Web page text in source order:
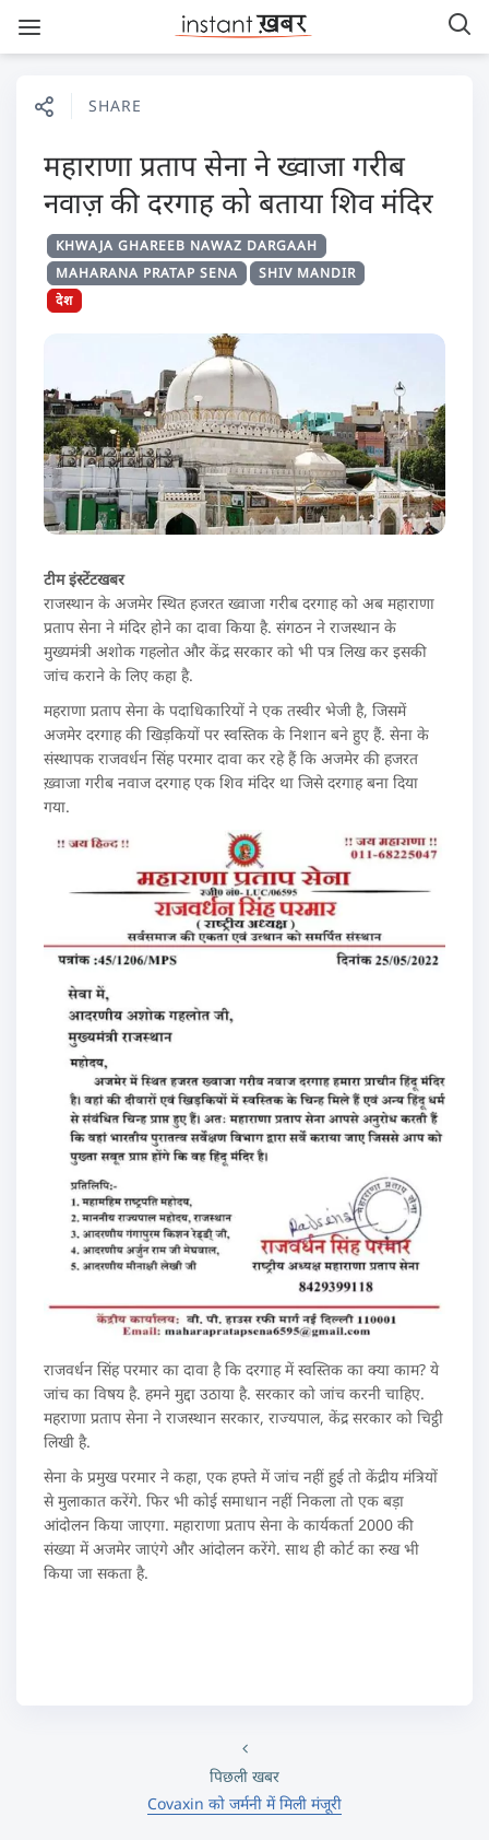
SHARE
महाराणा प्रताप सेना ने ख्वाजा गरीब
नवाज़ की दरगाह को बताया शिव मंदिर
KHWAJA GHAREEB NAWAZ DARGAAH
MAHARANA PRATAP SENA
SHIV MANDIR
देश
टीम इंस्टेंटखबर
राजस्थान के अजमेर स्थित हजरत ख्वाजा गरीब दरगाह को अब महाराणा
प्रताप सेना ने मंदिर होने का दावा किया है. संगठन ने राजस्थान के
मुख्यमंत्री अशोक गहलोत और केंद्र सरकार को भी पत्र लिख कर इसकी
जांच कराने के लिए कहा है.
महराणा प्रताप सेना के पदाधिकारियों ने एक तस्वीर भेजी है, जिसमें
अजमेर दरगाह की खिड़कियों पर स्वस्तिक के निशान बने हुए हैं. सेना के
संस्थापक राजवर्धन सिंह परमार दावा कर रहे हैं कि अजमेर की हजरत
ख़्वाजा गरीब नवाज दरगाह एक शिव मंदिर था जिसे दरगाह बना दिया
गया.
राजवर्धन सिंह परमार का दावा है कि दरगाह में स्वस्तिक का क्या काम? ये
जांच का विषय है. हमने मुद्दा उठाया है. सरकार को जांच करनी चाहिए.
महराणा प्रताप सेना ने राजस्थान सरकार, राज्यपाल, केंद्र सरकार को चिट्ठी
लिखी है.
सेना के प्रमुख परमार ने कहा, एक हफ्ते में जांच नहीं हुई तो केंद्रीय मंत्रियों
से मुलाकात करेंगे. फिर भी कोई समाधान नहीं निकला तो एक बड़ा
आंदोलन किया जाएगा. महाराणा प्रताप सेना के कार्यकर्ता 2000 की
संख्या में अजमेर जाएंगे और आंदोलन करेंगे. साथ ही कोर्ट का रुख भी
किया जा सकता है.
पिछली खबर
Covaxin को जर्मनी में मिली मंजूरी